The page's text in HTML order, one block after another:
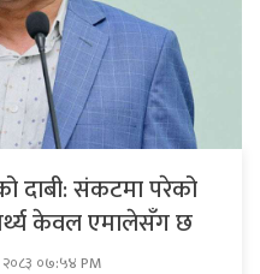
दाबी: संकटमा परेको
केवल एमालेसँग छ
२०८३ ०७:५४ PM